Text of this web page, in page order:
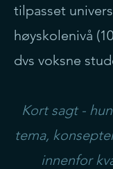
tilpasset
høyskolenivå
dvs voksne
Kort sagt -
tema,
innenfor